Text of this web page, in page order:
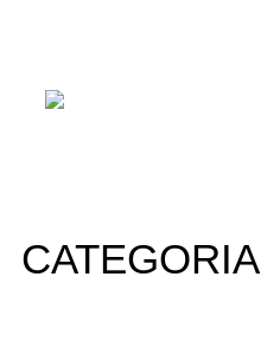
CATEGORIA